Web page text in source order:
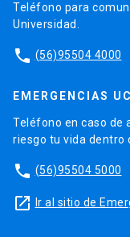
Teléfono para
Universidad.
phone (56)95504 4000
EMERGENCIAS UC
Teléfono en caso de
riesgo tu vida dentro
phone (56)95504 5000
launch Ir al sitio de